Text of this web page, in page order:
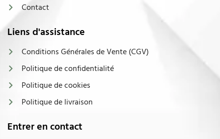
Contact
Liens d'assistance
Conditions Générales de Vente (CGV)
Politique de confidentialité
Politique de cookies
Politique de livraison
Entrer en contact